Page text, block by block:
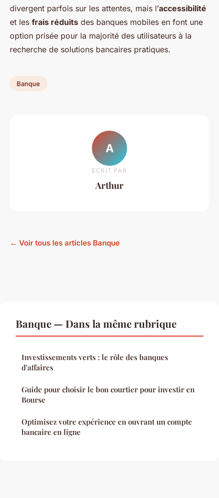
divergent parfois sur les attentes, mais l’accessibilité
et les frais réduits des banques mobiles en font une
option prisée pour la majorité des utilisateurs à la
recherche de solutions bancaires pratiques.
Banque
A
ECRIT PAR
Arthur
← Voir tous les articles Banque
Banque — Dans la même rubrique
Investissements verts : le rôle des banques
d'affaires
Guide pour choisir le bon courtier pour investir en
Bourse
Optimisez votre expérience en ouvrant un compte
bancaire en ligne